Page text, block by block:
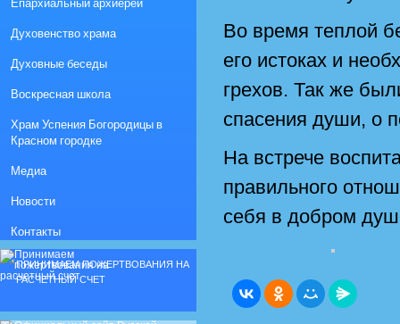
Во время теплой
его истоках и
грехов. Так же
спасения души, о
На встрече
правильного
себя в добром
Духовенство храма
Духовные беседы
Воскресная школа
Храм Успения Богородицы в
Красном городке
Медиа
Новости
Контакты
ПРИНИМАЕМ ПОЖЕРТВОВАНИЯ НА
РАСЧЕТНЫЙ СЧЕТ